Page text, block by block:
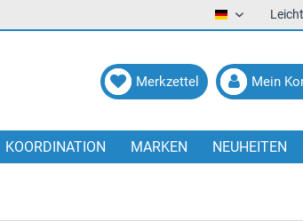
Deutsch
Merkzettel Mein
KOORDINATION MARKEN NEUHEITEN